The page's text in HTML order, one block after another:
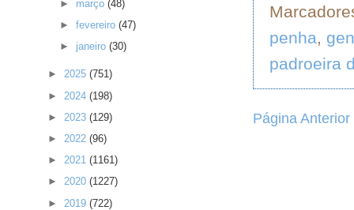
penha,
padroeira
Página Anterior
► março(48)
►fevereiro(47)
► janeiro(30)
► 2025 (751)
► 2024 (198)
► 2023 (129)
► 2022 (96)
► 2021 (1161)
► 2020 (1227)
► 2019 (722)